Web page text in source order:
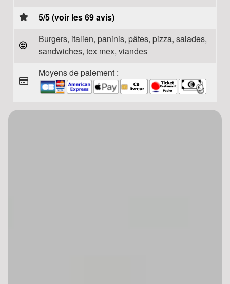
5/5 (voir les 69 avis)
Burgers, italien, paninis, pâtes, pizza, salades,
sandwiches, tex mex, viandes
Moyens de paiement :